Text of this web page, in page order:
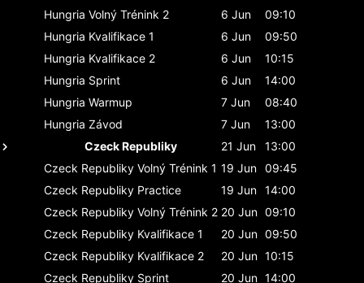
Hungria Volný Trénink 2 6 Jun
09:10
Hungria Kvalifikace 1 6 Jun
09:50
Hungria Kvalifikace 2 6 Jun
10:15
Hungria Sprint 6 Jun
14:00
Hungria Warmup 7 Jun
08:40
Hungria Závod 7 Jun
13:00
Czeck Republiky
21 Jun
13:00
Czeck Republiky Volný Trénink 1 19 Jun 09:45
Czeck Republiky Practice 19 Jun 14:00
Czeck Republiky Volný Trénink 2 20 Jun 09:10
Czeck Republiky Kvalifikace 1 20 Jun 09:50
Czeck Republiky Kvalifikace 2 20 Jun 10:15
Czeck Republiky Sprint 20 Jun 14:00